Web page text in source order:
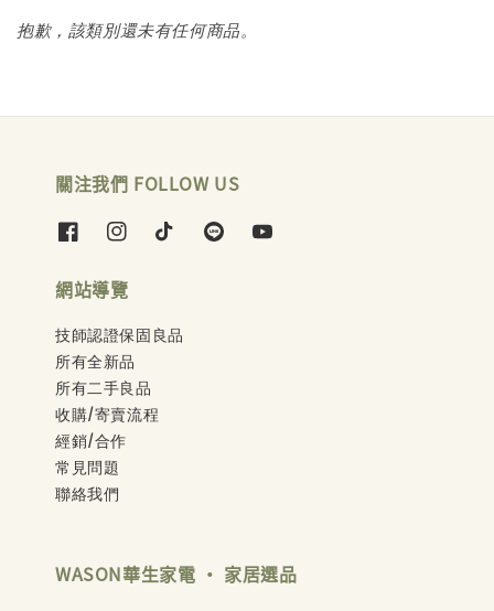
抱歉，該類別還未有任何商品。
關注我們 FOLLOW US
網站導覽
技師認證保固良品
所有全新品
所有二手良品
收購/寄賣流程
經銷/合作
常見問題
聯絡我們
WASON華生家電 ‧ 家居選品